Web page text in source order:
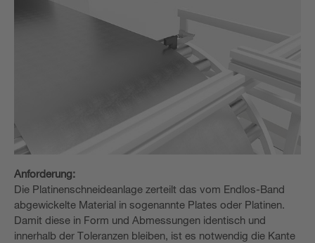
Anforderung:
Die Platinenschneideanlage zerteilt das vom Endlos-Band
abgewickelte Material in sogenannte Plates oder Platinen.
Damit diese in Form und Abmessungen identisch und
innerhalb der Toleranzen bleiben, ist es notwendig die Kante